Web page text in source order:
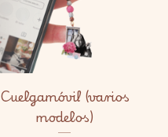
Cuelgamóvil (varios
modelos)